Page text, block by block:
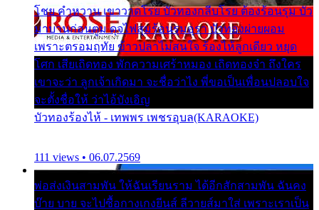
โชย คำหวาน เขาวาดโรย บัวทองกลีบโรย ต้องร้อนรุม บัว
มาบานก่อนตูม ดุจไฟสุมร้อนรุมอุรา บัวทองผ่ายผอม
เพราะตรอมฤทัย ข้าวปลาไม่สนใจ ร้องไห้ลูกเดียว หยุด
โศก เสียเถิดทอง พักความเศร้าหมอง เถิดทองจ๋า ถึงใคร
เขาจะว่า ลูกเจ้าเกิดมา จะชื่อว่าไง พี่ขอเป็นเพื่อนปลอบใจ
จะตั้งชื่อให้ ว่าไอ้บังเอิญ
บัวทองร้องไห้ - เทพพร เพชรอุบล(KARAOKE)
111 views • 06.07.2569
พ่อส่งเงินสามพัน ให้ฉันเรียนราม ได้อีกสักสามพัน ฉันคง
บ๊าย บาย จะไปซื้อกางเกงยีนส์ ลีวายส์มาใส่ เพราะเราเป็น